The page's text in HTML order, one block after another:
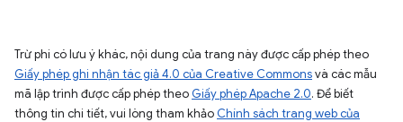
Trừ phi có lưu ý khác, nội dung của trang này được cấp phép theo
Giấy phép ghi nhận tác giả 4.0 của Creative Commonsvà các mẫu
mã lập trình được cấp phép theo Giấy phép Apache 2.0. Để biết
thông tin chi tiết, vui lòng tham khảo Chính sách trang web của